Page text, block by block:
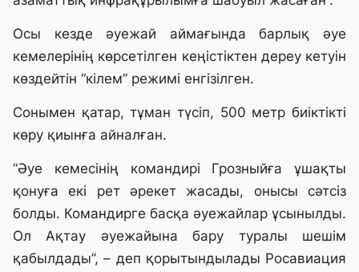
Осы кезде әуежай аймағында барлық әуе
кемелерінің көрсетілген кеңістіктен дереу кетуін
көздейтін “кілем” режимі енгізілген.
Сонымен қатар, тұман түсіп, 500 метр биіктікті
көру қиынға айналған.
“Әуе кемесінің командирі Грозныйға ұшақты
қонуға екі рет әрекет жасады, онысы сәтсіз
болды. Командирге басқа әуежайлар ұсынылды.
Ол Ақтау әуежайына бару туралы шешім
қабылдады”, – деп қорытындылады Росавиация